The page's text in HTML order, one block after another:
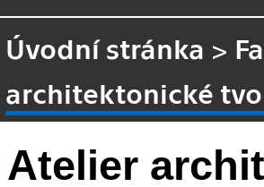
Úvodní stránka >
architektonické
Atelier